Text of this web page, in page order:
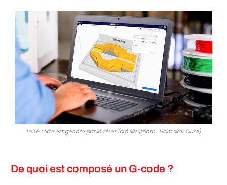
Le G-code est généré par le slicer (crédits photo : Ultimaker Cura)
De quoi est composé un G-code ?